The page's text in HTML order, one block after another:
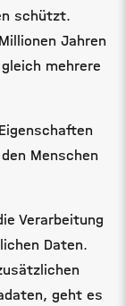
schützt.
Jahren
mehrere
Menschen
Verarbeitung
Daten.
geht es